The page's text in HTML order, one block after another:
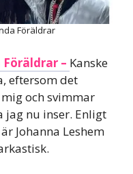
Föräldrar
Föräldrar – Kanske
eftersom det
och svimmar
jag nu inser. Enligt
Johanna Leshem